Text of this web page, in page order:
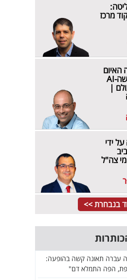
מרכז
האיום
הכלכלי החדש שה-AI
|
ידי
צה"ל
בנבחרת >>
עברה תאונה קשה בהופעה:
הפה התמלא דם"